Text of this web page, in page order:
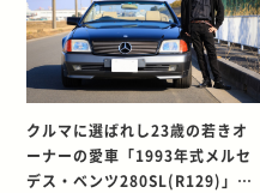
クルマに選ばれし23歳の若きオ
ーナーの愛車「1993年式メルセ
デス・ベンツ280SL(R129)」と